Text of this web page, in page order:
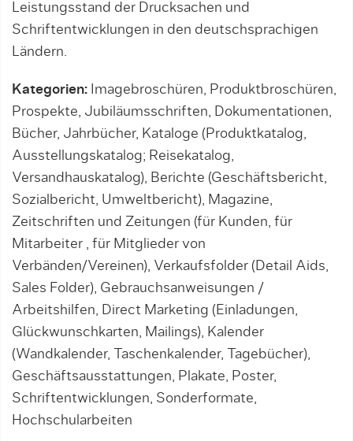
Leistungsstand der Drucksachen und
Schriftentwicklungen in den deutschsprachigen
Ländern.
Kategorien: Imagebroschüren, Produktbroschüren,
Prospekte, Jubiläumsschriften, Dokumentationen,
Bücher, Jahrbücher, Kataloge (Produktkatalog,
Ausstellungskatalog; Reisekatalog,
Versandhauskatalog), Berichte (Geschäftsbericht,
Sozialbericht, Umweltbericht), Magazine,
Zeitschriften und Zeitungen (für Kunden, für
Mitarbeiter , für Mitglieder von
Verbänden/Vereinen), Verkaufsfolder (Detail Aids,
Sales Folder), Gebrauchsanweisungen /
Arbeitshilfen, Direct Marketing (Einladungen,
Glückwunschkarten, Mailings), Kalender
(Wandkalender, Taschenkalender, Tagebücher),
Geschäftsausstattungen, Plakate, Poster,
Schriftentwicklungen, Sonderformate,
Hochschularbeiten